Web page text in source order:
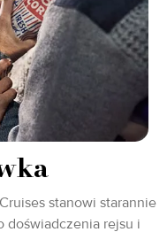
stanowi starannie
doświadczenia rejsu i